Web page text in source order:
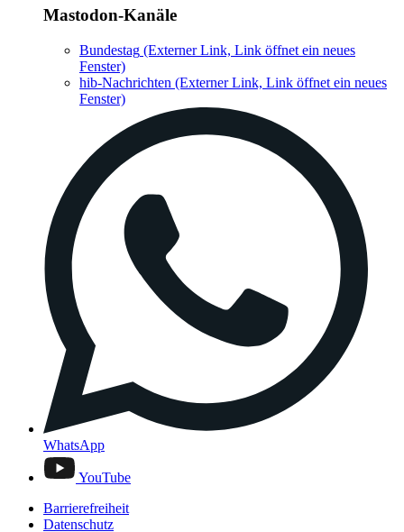
Mastodon-Kanäle
Bundestag (Externer Link, Link öffnet ein neues
Fenster)
hib-Nachrichten (Externer Link, Link öffnet ein neues
Fenster)
WhatsApp
YouTube
Barrierefreiheit
Datenschutz